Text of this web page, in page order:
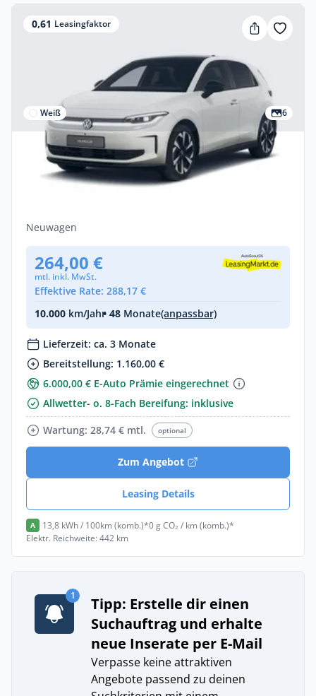
0,61 Leasingfaktor
Weiß 6
Privat
Volkswagen ID.Polo Style 155 kW (211 PS)
52 kWh 1-Gang-Automatik
Neuwagen
264,00 €
mtl. inkl. MwSt.
Effektive Rate: 288,17 €
10.000 km/Jahr• 48 Monate(anpassbar)
Lieferzeit: ca. 3 Monate
Bereitstellung: 1.160,00 €
6.000,00 € E-Auto Prämie eingerechnet
Allwetter- o. 8-Fach Bereifung: inklusive
Wartung: 28,74 € mtl.
optional
Zum Angebot
Leasing Details
A 13,8 kWh / 100km (komb.)*0 g CO₂ / km (komb.)*
Elektr. Reichweite: 442 km
1
Tipp: Erstelle dir einen
Suchauftrag und erhalte
neue Inserate per E-Mail
Verpasse keine attraktiven
Angebote passend zu deinen